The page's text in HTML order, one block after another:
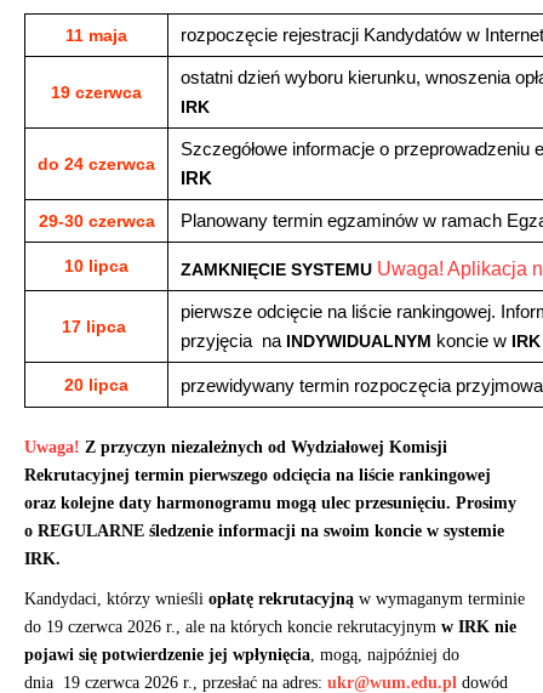
11 maja rozpoczęcie rejestracji Kandydatów w
19 czerwca
ostatni dzień wyboru kierunku, wnoszenia
IRK
do 24 czerwca
Szczegółowe informacje o przeprowadzeniu
IRK
29-30 czerwca Planowany termin egzaminów w ramach
10 lipca ZAMKNIĘCIE SYSTEMU Uwaga! Aplikacja
17 lipca
pierwsze odcięcie na liście rankingowej.
przyjęcia na INDYWIDUALNYM koncie w IRK
20 lipca przewidywany termin rozpoczęcia
Uwaga! Z przyczyn niezależnych od Wydziałowej Komisji
Rekrutacyjnej termin pierwszego odcięcia na liście rankingowej
oraz kolejne daty harmonogramu mogą ulec przesunięciu. Prosimy
o REGULARNE śledzenie informacji na swoim koncie w systemie
IRK.
Kandydaci, którzy wnieśli opłatę rekrutacyjną w wymaganym terminie
do 19 czerwca 2026 r., ale na których koncie rekrutacyjnym w IRK nie
pojawi się potwierdzenie jej wpłynięcia, mogą, najpóźniej do
dnia 19 czerwca 2026 r., przesłać na adres: ukr@wum.edu.pl dowód